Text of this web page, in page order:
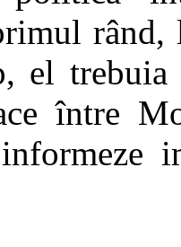
rând,
el trebuia
între